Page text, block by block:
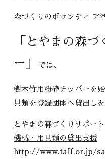
森づくりのボランティ ア
「とやまの森
ー」
では、
樹木竹用粉砕チッパーを
具類を登録団体へ貸出しを
とやまの森づくりサポー
機械・用具類の貸出支援
http://www.taff.or.jp/